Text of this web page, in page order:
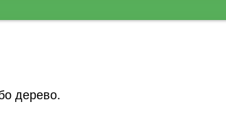
дерево.